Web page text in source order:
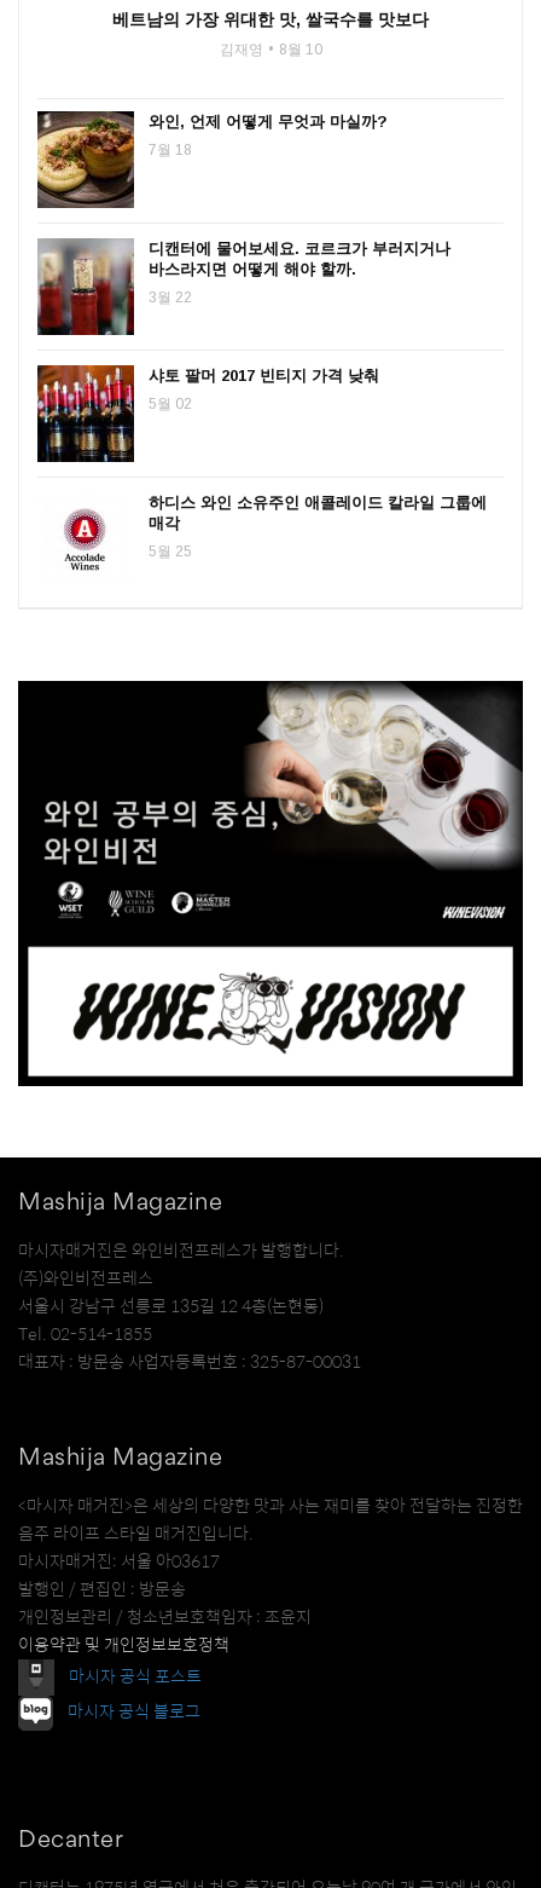
베트남의 가장 위대한 맛, 쌀국수를 맛보다
김재영 8월 10
와인, 언제 어떻게 무엇과 마실까?
7월 18
디캔터에 물어보세요. 코르크가 부러지거나
바스라지면 어떻게 해야 할까.
3월 22
샤토 팔머 2017 빈티지 가격 낮춰
5월 02
하디스 와인 소유주인 애콜레이드 칼라일 그룹에
매각
5월 25
Mashija Magazine
마시자매거진은 와인비전프레스가 발행합니다.
(주)와인비전프레스
서울시 강남구 선릉로 135길 12 4층(논현동)
Tel. 02-514-1855
대표자 : 방문송 사업자등록번호 : 325-87-00031
Mashija Magazine
<마시자 매거진>은 세상의 다양한 맛과 사는 재미를 찾아 전달하는 진정한
음주 라이프 스타일 매거진입니다.
마시자매거진: 서울 아03617
발행인 / 편집인 : 방문송
개인정보관리 / 청소년보호책임자 : 조윤지
이용약관 및 개인정보보호정책
마시자 공식 포스트
마시자 공식 블로그
Decanter